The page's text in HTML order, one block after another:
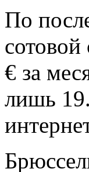
По
€ за
лишь